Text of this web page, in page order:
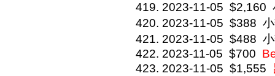
2023-11-05 $2,160
2023-11-05 $388
2023-11-05 $488
2023-11-05 $700
2023-11-05 $1,555